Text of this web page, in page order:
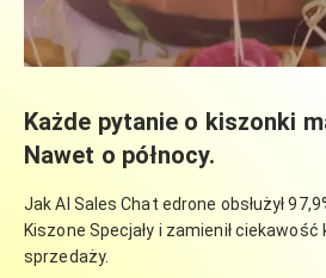
Każde pytanie o kiszonki
Nawet o północy.
Jak AI Sales Chat edrone obsłużył
Kiszone Specjały i zamienił ciekawość
sprzedaży.